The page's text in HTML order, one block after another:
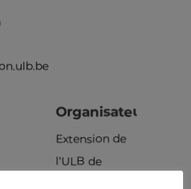
Organisateur
Extension de
l’ULB de